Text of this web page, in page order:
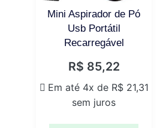
Mini Aspirador de Pó
Usb Portátil
Recarregável
R$ 85,22
Em até 4x de R$21,31
sem juros